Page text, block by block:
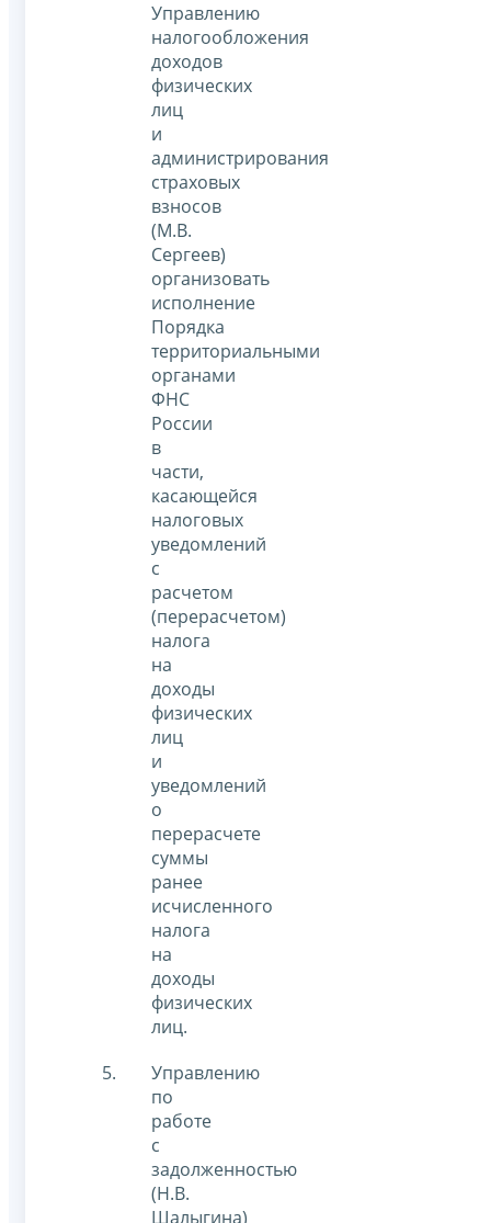
Управлению
налогообложения
доходов
физических
лиц
и
администрирования
страховых
взносов
(М.В.
Сергеев)
организовать
исполнение
Порядка
территориальными
органами
ФНС
России
в
части,
касающейся
налоговых
уведомлений
с
расчетом
(перерасчетом)
налога
на
доходы
физических
лиц
и
уведомлений
о
перерасчете
суммы
ранее
исчисленного
налога
на
доходы
физических
лиц.
Управлению
по
работе
с
задолженностью
(Н.В.
Шалыгина)